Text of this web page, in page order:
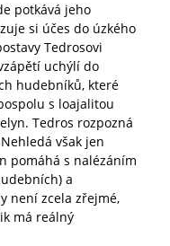
potkává jeho
si účes do úzkého
Tedrosovi
uchýlí do
hudebníků, které
s loajalitou
Tedros rozpozná
však jen
pomáhá s nalézáním
a
není zcela zřejmé,
má reálný